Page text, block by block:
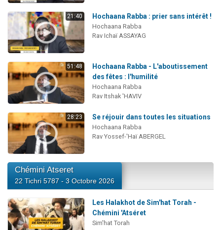
21:40 Hochaana Rabba : prier sans intérêt !
Hochaana Rabba
Rav Ichaï ASSAYAG
51:48
Hochaana Rabba - L'aboutissement
des fêtes : l'humilité
Hochaana Rabba
Rav Itshak 'HAVIV
28:23 Se réjouir dans toutes les situations
Hochaana Rabba
Rav Yossef-'Haï ABERGEL
Chémini Atseret
22 Tichri 5787 - 3 Octobre 2026
Les Halakhot de Sim'hat Torah -
Chémini 'Atséret
Sim'hat Torah